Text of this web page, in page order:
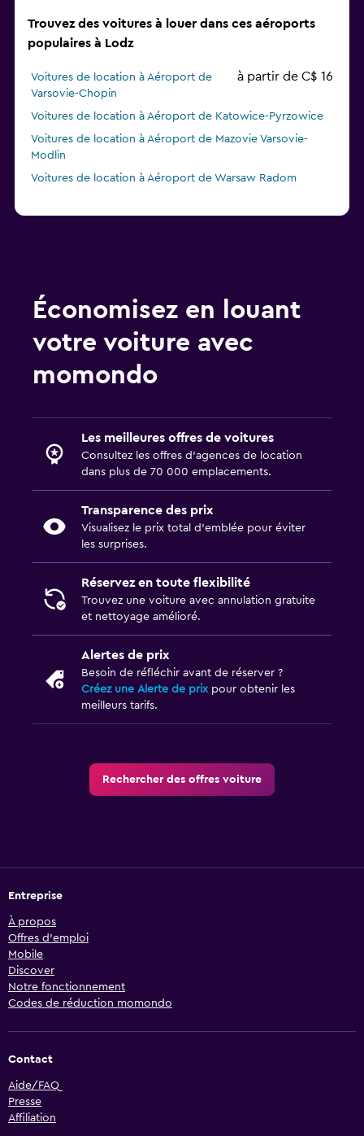
Trouvez des voitures à louer dans ces aéroports
populaires à Lodz
Voitures de location à Aéroport de
Varsovie-Chopin
à partir de C$ 16
Voitures de location à Aéroport de Katowice-Pyrzowice
Voitures de location à Aéroport de Mazovie Varsovie-
Modlin
Voitures de location à Aéroport de Warsaw Radom
Économisez en louant
votre voiture avec
momondo
Les meilleures offres de voitures
Consultez les offres d’agences de location
dans plus de 70 000 emplacements.
Transparence des prix
Visualisez le prix total d’emblée pour éviter
les surprises.
Réservez en toute flexibilité
Trouvez une voiture avec annulation gratuite
et nettoyage amélioré.
Alertes de prix
Besoin de réfléchir avant de réserver ?
Créez une Alerte de prixpour obtenir les
meilleurs tarifs.
Rechercher des offres voiture
Entreprise
À propos
Offres d’emploi
Mobile
Discover
Notre fonctionnement
Codes de réduction momondo
Contact
Aide/FAQ
Presse
Affiliation